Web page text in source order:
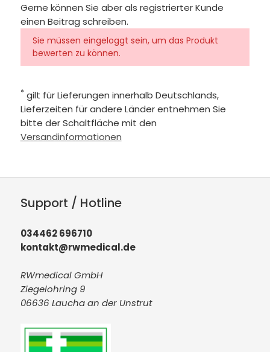
Gerne können Sie aber als registrierter Kunde
einen Beitrag schreiben.
Sie müssen eingeloggt sein, um das Produkt
bewerten zu können.
* gilt für Lieferungen innerhalb Deutschlands,
Lieferzeiten für andere Länder entnehmen Sie
bitte der Schaltfläche mit den
Versandinformationen
Support / Hotline
034462 696710
kontakt@rwmedical.de
RWmedical GmbH
Ziegelohring 9
06636 Laucha an der Unstrut